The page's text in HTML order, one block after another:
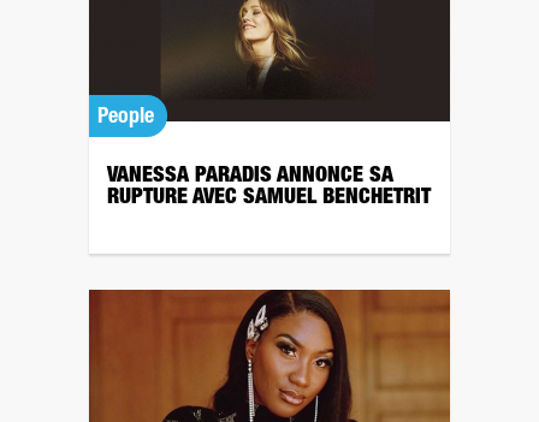
People
VANESSA PARADIS ANNONCE SA
RUPTURE AVEC SAMUEL BENCHETRIT